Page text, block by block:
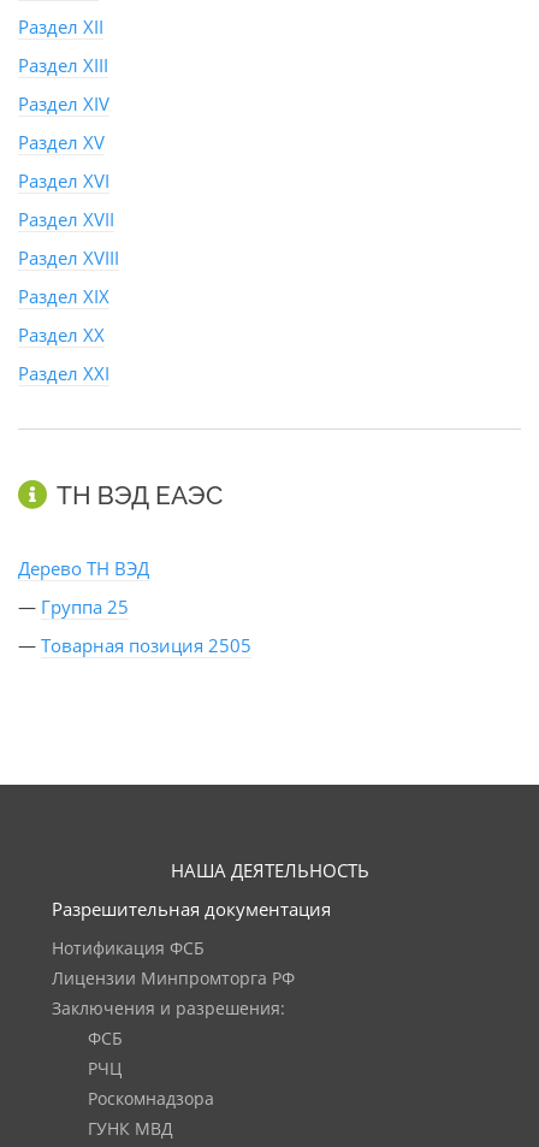
Раздел XII
Раздел XIII
Раздел XIV
Раздел XV
Раздел XVI
Раздел XVII
Раздел XVIII
Раздел XIX
Раздел XX
Раздел XXI
ТН ВЭД ЕАЭС
Дерево ТН ВЭД
— Группа 25
— Товарная позиция 2505
НАША ДЕЯТЕЛЬНОСТЬ
Разрешительная документация
Нотификация ФСБ
Лицензии Минпромторга РФ
Заключения и разрешения:
ФСБ
РЧЦ
Роскомнадзора
ГУНК МВД